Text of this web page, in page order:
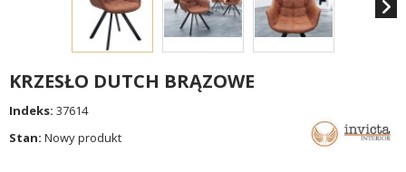
KRZESŁO DUTCH BRĄZOWE
Indeks: 37614
Stan: Nowy produkt